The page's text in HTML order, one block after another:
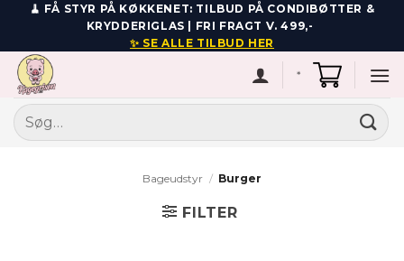
Fortsæt
indhold
🧹 FÅ STYR PÅ KØKKENET: TILBUD PÅ CONDIBØTTER &
KRYDDERIGLAS | FRI FRAGT V. 499,-
✨ SE ALLE TILBUD HER
*
Søg
efter:
Bageudstyr / Burger
FILTER